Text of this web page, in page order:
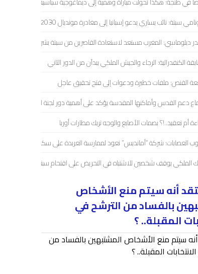
سبتة: نائب يساري يدعو إسبانيا إلى مغادرة مونديال 2030
دبلوماسي: المغرب مستعد لاستعادة القاصرين من سبتة بشراكة إسبانية
الكنفدرالية: الرجاء والجيش الملكي يبدآن من الدور الثاني
القنص: ملفات خطيرة ودعوات إلى فتح تحقيق عاجل
دعم القدس وأماكنها المقدسة يؤكد على أهمية دور لجنة القدس
أم تعقيد..!؟ بصمات الأصابع والوجه تربك مطارات أوربا
العصابات: شركة “أمانديس” تعود لممارسة العربدة على سكان الشمال..!
الملكي يوقف شخصين للاشتباه في التحريض على اقتحام سبتة
أنه سيتم منع الأشخاص
بالفساد من الترشح في
المقبلة.. ؟
سيتم منع الأشخاص المشتبهين بالفساد من
المقبلة.. ؟